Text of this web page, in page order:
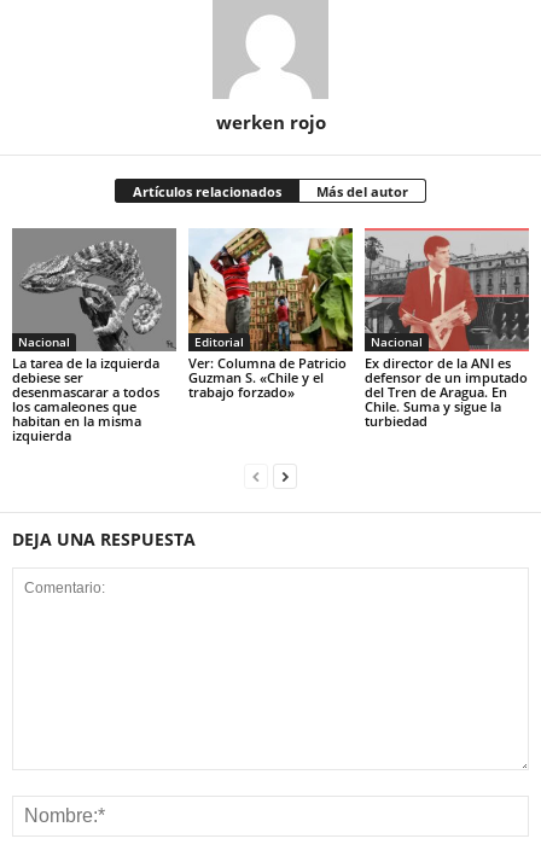
werken rojo
Artículos relacionados Más del autor
Nacional
La tarea de la izquierda
debiese ser
desenmascarar a todos
los camaleones que
habitan en la misma
izquierda
Editorial
Ver: Columna de Patricio
Guzman S. «Chile y el
trabajo forzado»
Nacional
Ex director de la ANI es
defensor de un imputado
del Tren de Aragua. En
Chile. Suma y sigue la
turbiedad
DEJA UNA RESPUESTA